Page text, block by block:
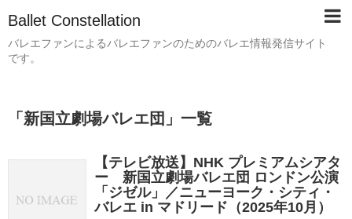
Ballet Constellation
バレエファンによるバレエファンのためのバレエ情報発信サイト
です。
「 新国立劇場バレエ団 」 一覧
【テレビ放送】NHK プレミアムシアタ
ー 新国立劇場バレエ団 ロンドン公演
「ジゼル」／ニューヨーク・シティ・
バレエ in マドリード（2025年10月）